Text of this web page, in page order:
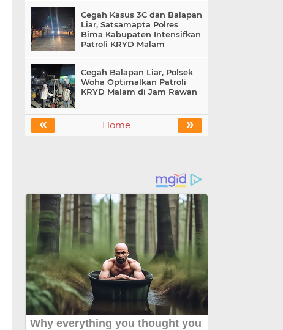
Cegah Kasus 3C dan Balapan
Liar, Satsamapta Polres
Bima Kabupaten Intensifkan
Patroli KRYD Malam
Cegah Balapan Liar, Polsek
Woha Optimalkan Patroli
KRYD Malam di Jam Rawan
« »
Home